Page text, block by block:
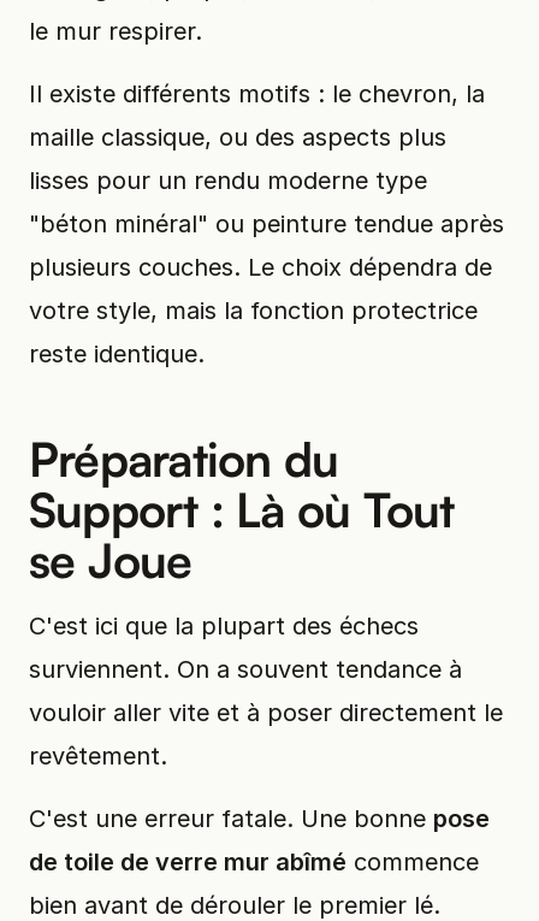
le mur respirer.
Il existe différents motifs : le chevron, la
maille classique, ou des aspects plus
lisses pour un rendu moderne type
"béton minéral" ou peinture tendue après
plusieurs couches. Le choix dépendra de
votre style, mais la fonction protectrice
reste identique.
Préparation du
Support : Là où Tout
se Joue
C'est ici que la plupart des échecs
surviennent. On a souvent tendance à
vouloir aller vite et à poser directement le
revêtement.
C'est une erreur fatale. Une bonne pose
de toile de verre mur abîmé commence
bien avant de dérouler le premier lé.